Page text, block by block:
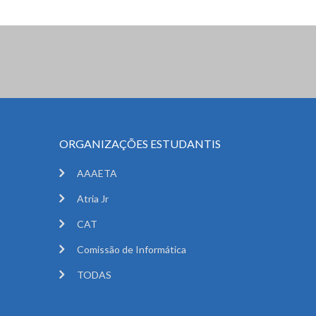
ORGANIZAÇÕES ESTUDANTIS
AAAETA
Atria Jr
CAT
Comissão de Informática
TODAS